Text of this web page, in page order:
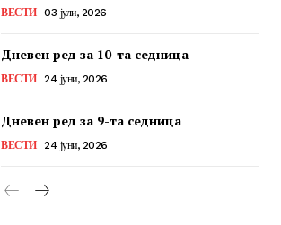
ВЕСТИ 03 јули, 2026
Дневен ред за 10-та седница
ВЕСТИ 24 јуни, 2026
Дневен ред за 9-та седница
ВЕСТИ 24 јуни, 2026